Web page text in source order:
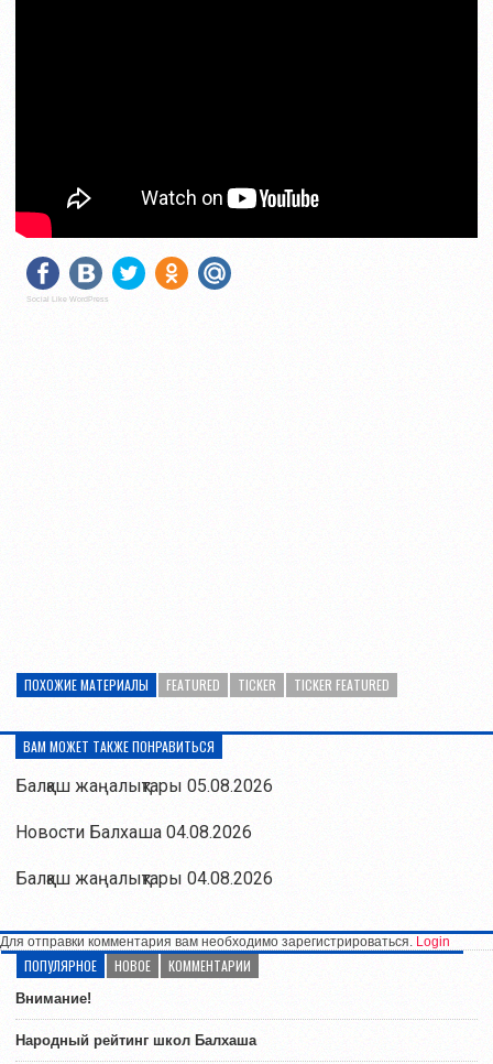
Social Like WordPress
ПОХОЖИЕ МАТЕРИАЛЫ FEATURED TICKER TICKER FEATURED
ВАМ МОЖЕТ ТАКЖЕ ПОНРАВИТЬСЯ
Балқаш жаңалықтары 05.08.2026
Новости Балхаша 04.08.2026
Балқаш жаңалықтары 04.08.2026
Для отправки комментария вам необходимо зарегистрироваться. Login
ПОПУЛЯРНОЕ НОВОЕ КОММЕНТАРИИ
Внимание!
Народный рейтинг школ Балхаша